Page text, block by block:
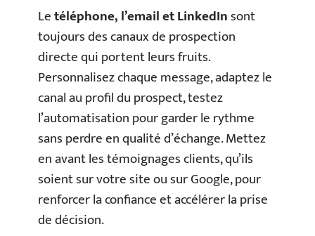
Letéléphone, l’email et LinkedInsont
toujours des canaux de prospection
directe qui portent leurs fruits.
Personnalisez chaque message, adaptez le
canal au profil du prospect, testez
l’automatisation pour garder le rythme
sans perdre en qualité d’échange. Mettez
en avant les témoignages clients, qu’ils
soient sur votre site ou sur Google, pour
renforcer la confiance et accélérer la prise
de décision.